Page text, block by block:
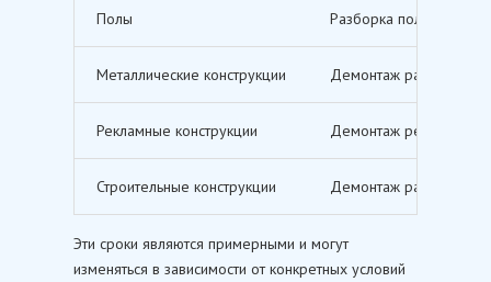
Полы Разборка полов,
Металлические конструкции Демонтаж различных
Рекламные конструкции Демонтаж рекламных
Строительные конструкции Демонтаж различных
Эти сроки являются примерными и могут
изменяться в зависимости от конкретных условий